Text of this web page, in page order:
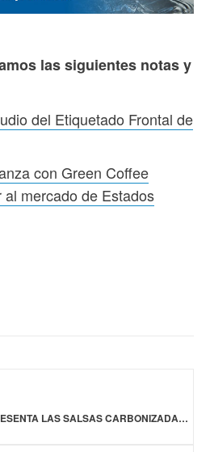
las siguientes notas y
del Etiquetado Frontal de
con Green Coffee
mercado de Estados
MEGAMEX FOODS PRESENTA LAS SALSAS CARBONIZADAS HERDEZ QUEMADA